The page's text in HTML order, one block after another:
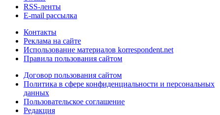
RSS-ленты
E-mail рассылка
Контакты
Реклама на сайте
Использование материалов korrespondent.net
Правила пользования сайтом
Договор пользования сайтом
Политика в сфере конфиденциальности и персональных
данных
Пользовательское соглашение
Редакция